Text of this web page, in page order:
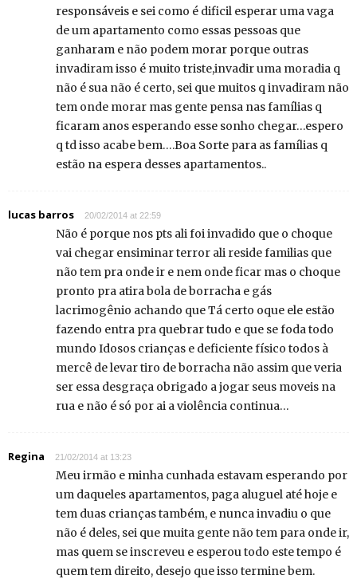
responsáveis e sei como é dificil esperar uma vaga
de um apartamento como essas pessoas que
ganharam e não podem morar porque outras
invadiram isso é muito triste,invadir uma moradia q
não é sua não é certo, sei que muitos q invadiram não
tem onde morar mas gente pensa nas famílias q
ficaram anos esperando esse sonho chegar…espero
q td isso acabe bem….Boa Sorte para as famílias q
estão na espera desses apartamentos..
lucas barros 20/02/2014 at 22:59
Não é porque nos pts ali foi invadido que o choque
vai chegar ensiminar terror ali reside familias que
não tem pra onde ir e nem onde ficar mas o choque
pronto pra atira bola de borracha e gás
lacrimogênio achando que Tá certo oque ele estão
fazendo entra pra quebrar tudo e que se foda todo
mundo Idosos crianças e deficiente físico todos à
mercê de levar tiro de borracha não assim que veria
ser essa desgraça obrigado a jogar seus moveis na
rua e não é só por ai a violência continua…
Regina 21/02/2014 at 13:23
Meu irmão e minha cunhada estavam esperando por
um daqueles apartamentos, paga aluguel até hoje e
tem duas crianças também, e nunca invadiu o que
não é deles, sei que muita gente não tem para onde ir,
mas quem se inscreveu e esperou todo este tempo é
quem tem direito, desejo que isso termine bem.